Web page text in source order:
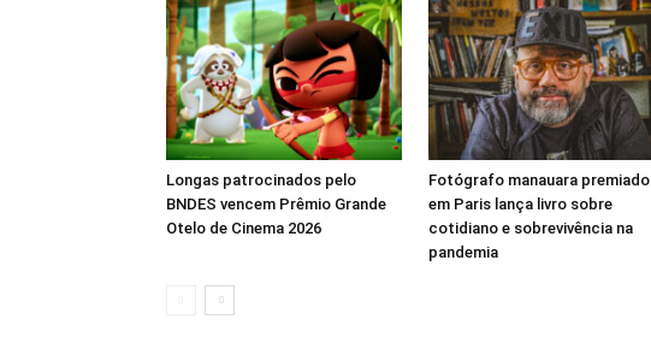
Longas patrocinados pelo
BNDES vencem Prêmio Grande
Otelo de Cinema 2026
Fotógrafo manauara premiado
em Paris lança livro sobre
cotidiano e sobrevivência na
pandemia